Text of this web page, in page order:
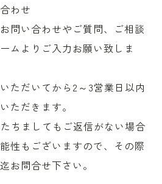
わせ
問い合わせやご質問、ご相談
ムよりご入力お願い致しま
ただいてから2～3営業日以内
ただきます。
ちましてもご返信がない場合
性もございますので、その際
お問合せ下さい。